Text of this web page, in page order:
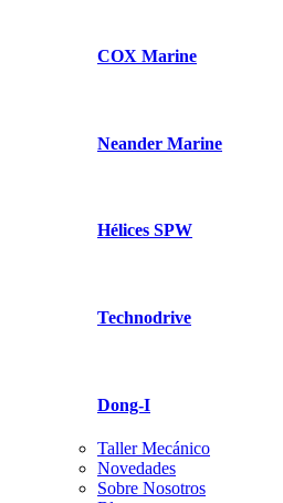
COX Marine
Neander Marine
Hélices SPW
Technodrive
Dong-I
Taller Mecánico
Novedades
Sobre Nosotros